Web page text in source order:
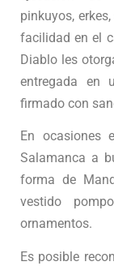
pinkuyos,
facilidad en el
Diablo les
entregada en
firmado con
En ocasiones
Salamanca a
forma de
vestido
ornamentos.
Es posible